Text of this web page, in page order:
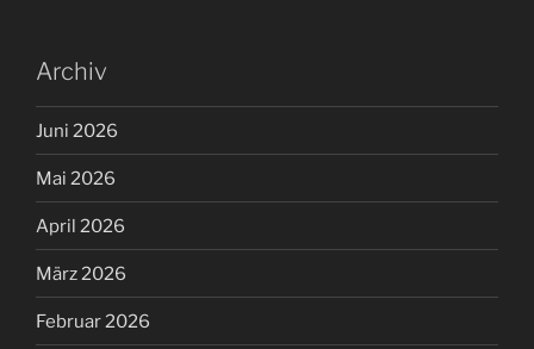
Archiv
Juni 2026
Mai 2026
April 2026
März 2026
Februar 2026